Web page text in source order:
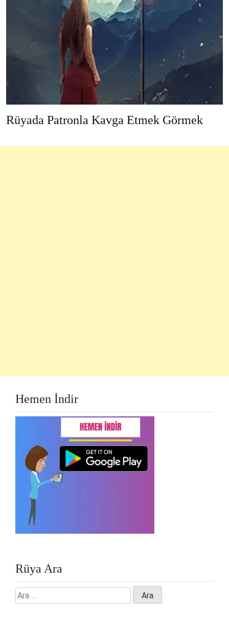
Rüyada Patronla Kavga Etmek Görmek
Hemen İndir
Rüya Ara
Arama: